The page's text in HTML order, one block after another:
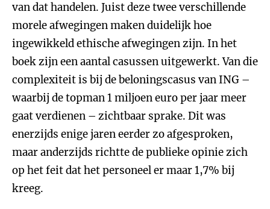
van dat handelen. Juist deze twee verschillende
morele afwegingen maken duidelijk hoe
ingewikkeld ethische afwegingen zijn. In het
boek zijn een aantal casussen uitgewerkt. Van die
complexiteit is bij de beloningscasus van ING –
waarbij de topman 1 miljoen euro per jaar meer
gaat verdienen – zichtbaar sprake. Dit was
enerzijds enige jaren eerder zo afgesproken,
maar anderzijds richtte de publieke opinie zich
op het feit dat het personeel er maar 1,7% bij
kreeg.